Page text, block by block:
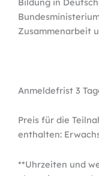
Zusammenarbeit
Anmeldefrist 3
Preis für die
enthalten:
**Uhrzeiten und